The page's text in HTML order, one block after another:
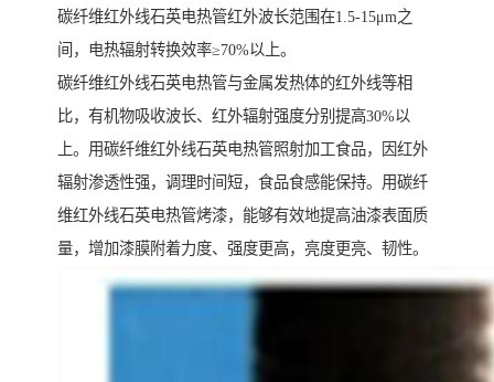
碳纤维红外线石英电热管红外波长范围在1.5-15μm之
间，电热辐射转换效率≥70%以上。
碳纤维红外线石英电热管与金属发热体的红外线等相
比，有机物吸收波长、红外辐射强度分别提高30%以
上。用碳纤维红外线石英电热管照射加工食品，因红外
辐射渗透性强，调理时间短，食品食感能保持。用碳纤
维红外线石英电热管烤漆，能够有效地提高油漆表面质
量，增加漆膜附着力度、强度更高，亮度更亮、韧性。